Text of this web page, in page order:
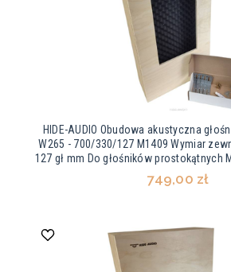
HIDE-AUDIO Obudowa akustyczna
W265 - 700/330/127 M1409 Wymiar
127 gł mm Do głośników prostokątnych
749,00 zł